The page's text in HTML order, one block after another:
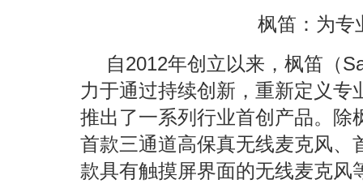
枫笛：为专
自2012年创立以来，枫笛（
力于通过持续创新，重新定义
推出了一系列行业首创产品。除
首款三通道高保真无线麦克风、
款具有触摸屏界面的无线麦克风